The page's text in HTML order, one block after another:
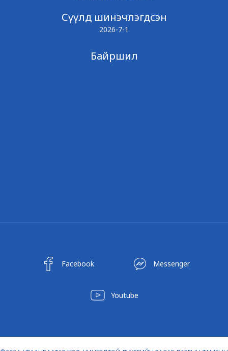
Сүүлд шинэчлэгдсэн
2026-7-1
Байршил
Facebook Messenger
Youtube